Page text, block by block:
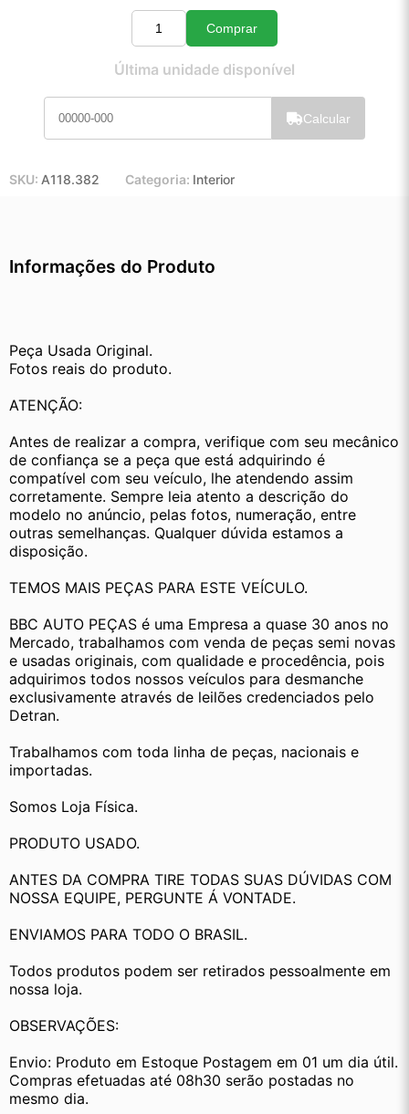
Quantidade
Comprar
Última unidade disponível
Calcular
SKU: A118.382 Categoria: Interior
Informações do Produto
Peça Usada Original.
Fotos reais do produto.
ATENÇÃO:
Antes de realizar a compra, verifique com seu mecânico
de confiança se a peça que está adquirindo é
compatível com seu veículo, lhe atendendo assim
corretamente. Sempre leia atento a descrição do
modelo no anúncio, pelas fotos, numeração, entre
outras semelhanças. Qualquer dúvida estamos a
disposição.
TEMOS MAIS PEÇAS PARA ESTE VEÍCULO.
BBC AUTO PEÇAS é uma Empresa a quase 30 anos no
Mercado, trabalhamos com venda de peças semi novas
e usadas originais, com qualidade e procedência, pois
adquirimos todos nossos veículos para desmanche
exclusivamente através de leilões credenciados pelo
Detran.
Trabalhamos com toda linha de peças, nacionais e
importadas.
Somos Loja Física.
PRODUTO USADO.
ANTES DA COMPRA TIRE TODAS SUAS DÚVIDAS COM
NOSSA EQUIPE, PERGUNTE Á VONTADE.
ENVIAMOS PARA TODO O BRASIL.
Todos produtos podem ser retirados pessoalmente em
nossa loja.
OBSERVAÇÕES:
Envio: Produto em Estoque Postagem em 01 um dia útil.
Compras efetuadas até 08h30 serão postadas no
mesmo dia.